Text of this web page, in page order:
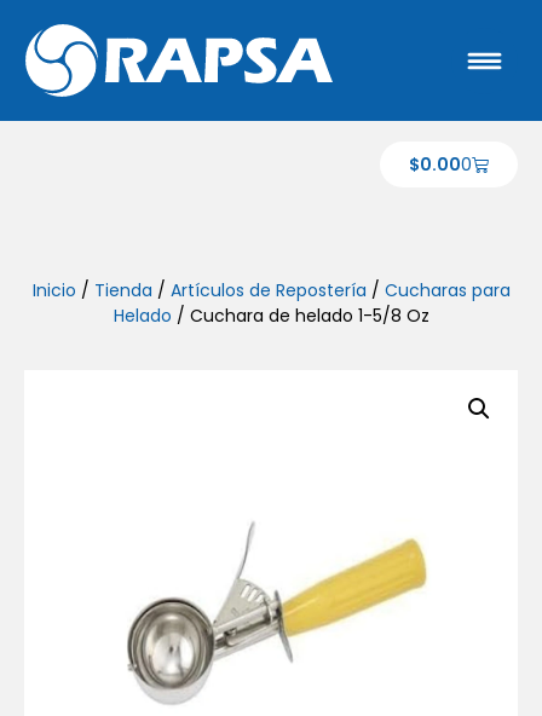
$0.000
Inicio / Tienda / Artículos de Repostería / Cucharas para
Helado / Cuchara de helado 1-5/8 Oz